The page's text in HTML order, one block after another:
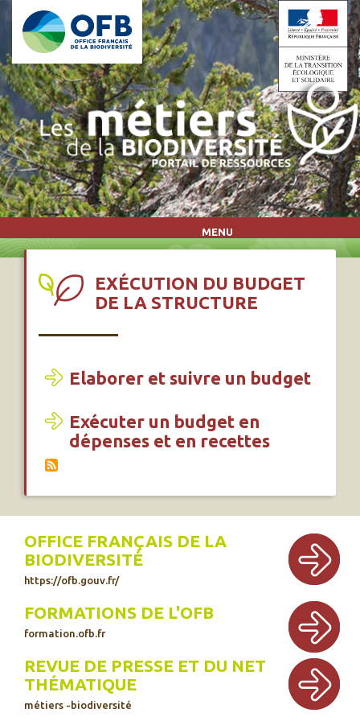
Aller au contenu principal
MENU
EXÉCUTION DU BUDGET
DE LA STRUCTURE
Elaborer et suivre un budget
Exécuter un budget en
dépenses et en recettes
OFFICE FRANÇAIS DE LA
BIODIVERSITÉ
https://ofb.gouv.fr/
FORMATIONS DE L'OFB
formation.ofb.fr
REVUE DE PRESSE ET DU NET
THÉMATIQUE
métiers -biodiversité